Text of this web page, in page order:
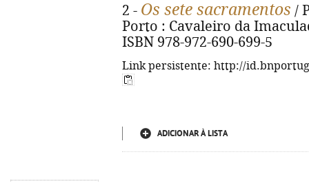
2 - Os sete sacramentos /
Porto : Cavaleiro da
ISBN 978-972-690-699-5
Link persistente: http://
ADICIONAR À LISTA